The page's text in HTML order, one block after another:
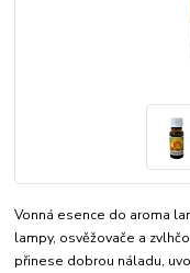
Vonná esence do aroma
lampy, osvěžovače a
přinese dobrou náladu,